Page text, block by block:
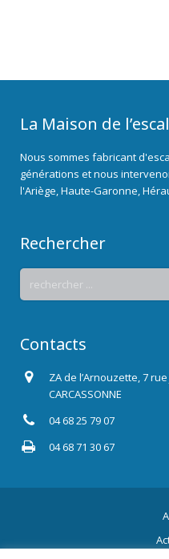
La Maison de
Nous sommes fabricant
générations et nous
l'Ariège, Haute-Garonne,
Rechercher
Contacts
ZA de l’Arnouzette, 7
CARCASSONNE
04 68 25 79 07
04 68 71 30 67